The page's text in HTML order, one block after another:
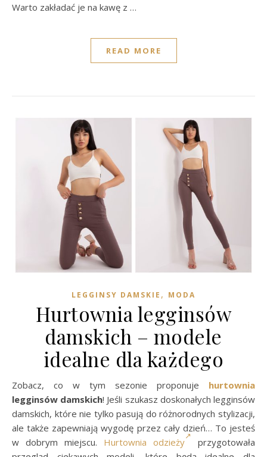
Warto zakładać je na kawę z …
READ MORE
LEGGINSY DAMSKIE , MODA
Hurtownia legginsów
damskich – modele
idealne dla każdego
Zobacz, co w tym sezonie proponuje hurtownia
legginsów damskich! Jeśli szukasz doskonałych legginsów
damskich, które nie tylko pasują do różnorodnych stylizacji,
ale także zapewniają wygodę przez cały dzień… To jesteś
w dobrym miejscu. Hurtownia odzieży
przygotowała